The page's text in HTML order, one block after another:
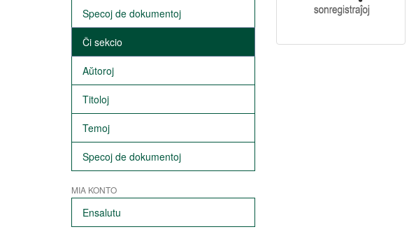
Specoj de dokumentoj
Ĉi sekcio
Aŭtoroj
Titoloj
Temoj
Specoj de dokumentoj
MIA KONTO
Ensalutu